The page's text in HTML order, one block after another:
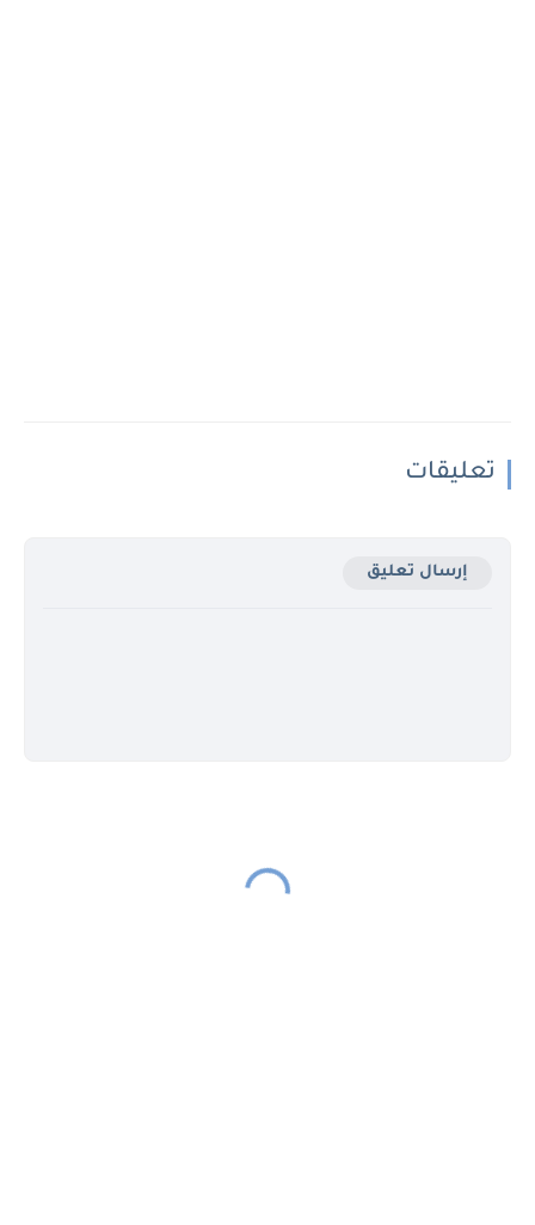
تعليقات
إرسال تعليق